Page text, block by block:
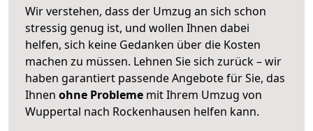
Wir verstehen, dass der Umzug an sich schon
stressig genug ist, und wollen Ihnen dabei
helfen, sich keine Gedanken über die Kosten
machen zu müssen. Lehnen Sie sich zurück – wir
haben garantiert passende Angebote für Sie, das
Ihnen ohne Probleme mit Ihrem Umzug von
Wuppertal nach Rockenhausen helfen kann.